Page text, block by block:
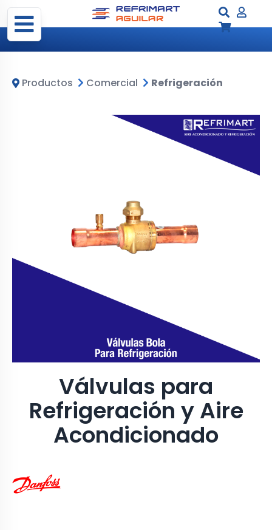
Productos Comercial Refrigeración
Válvulas para
Refrigeración y Aire
Acondicionado